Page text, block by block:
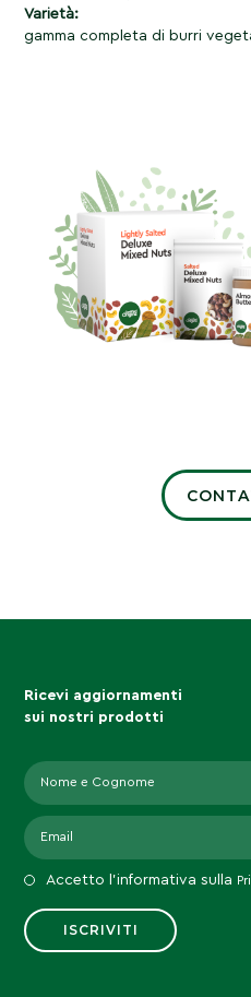
Varietà:
gamma completa di burri
Ricevi aggiornamenti
sui nostri prodotti
Accetto l'informativa sulla